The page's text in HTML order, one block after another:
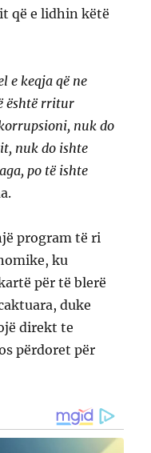
që e lidhin këtë
e keqja që ne
është rritur
nuk do
nuk do ishte
po të ishte
program të ri
ku
për të blerë
duke
direkt te
përdoret për